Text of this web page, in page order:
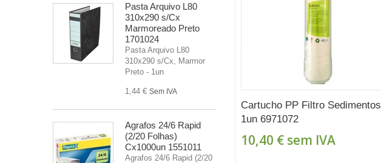
Pasta Arquivo L80
310x290 s/Cx
Marmoreado Preto
1701024
Pasta Arquivo L80
310x290 s/Cx, Marmor
Preto - 1un
1,44 € Sem IVA
Agrafos 24/6 Rapid
(2/20 Folhas)
Cx1000un 1551011
Agrafos 24/6 Rapid (2/20
Cartucho PP Filtro Sedimentos
1un 6971072
10,40 € sem IVA